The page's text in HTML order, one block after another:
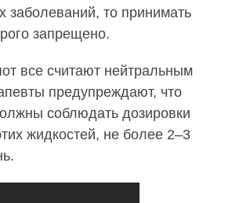
заболеваний, то принимать
запрещено.
все считают нейтральным
предупреждают, что
соблюдать дозировки
жидкостей, не более 2–3